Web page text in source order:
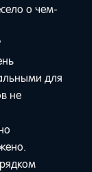
о чем-
для
не